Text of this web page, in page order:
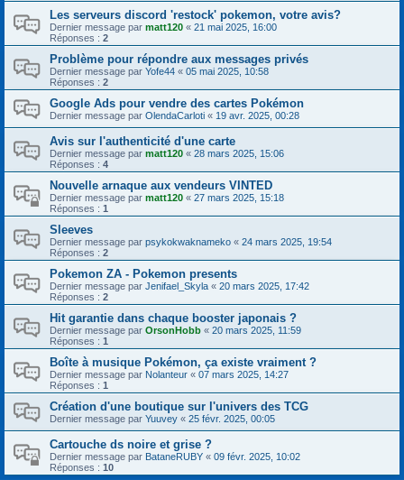
Les serveurs discord 'restock' pokemon, votre avis?
Dernier message par matt120 « 21 mai 2025, 16:00
Réponses : 2
Problème pour répondre aux messages privés
Dernier message par Yofe44 « 05 mai 2025, 10:58
Réponses : 2
Google Ads pour vendre des cartes Pokémon
Dernier message par OlendaCarloti « 19 avr. 2025, 00:28
Avis sur l'authenticité d'une carte
Dernier message par matt120 « 28 mars 2025, 15:06
Réponses : 4
Nouvelle arnaque aux vendeurs VINTED
Dernier message par matt120 « 27 mars 2025, 15:18
Réponses : 1
Sleeves
Dernier message par psykokwaknameko « 24 mars 2025, 19:54
Réponses : 2
Pokemon ZA - Pokemon presents
Dernier message par Jenifael_Skyla « 20 mars 2025, 17:42
Réponses : 2
Hit garantie dans chaque booster japonais ?
Dernier message par OrsonHobb « 20 mars 2025, 11:59
Réponses : 1
Boîte à musique Pokémon, ça existe vraiment ?
Dernier message par Nolanteur « 07 mars 2025, 14:27
Réponses : 1
Création d'une boutique sur l'univers des TCG
Dernier message par Yuuvey « 25 févr. 2025, 00:05
Cartouche ds noire et grise ?
Dernier message par BataneRUBY « 09 févr. 2025, 10:02
Réponses : 10